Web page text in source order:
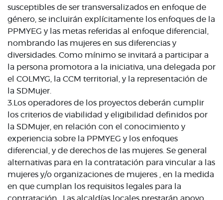
susceptibles de ser transversalizados en enfoque de
género, se incluirán explícitamente los enfoques de la
PPMYEG y las metas referidas al enfoque diferencial,
nombrando las mujeres en sus diferencias y
diversidades. Como mínimo se invitará a participar a
la persona promotora a la iniciativa, una delegada por
el COLMYG, la CCM territorial, y la representación de
la SDMujer.
3.Los operadores de los proyectos deberán cumplir
los criterios de viabilidad y eligibilidad definidos por
la SDMujer, en relación con el conocimiento y
experiencia sobre la PPMYEG y los enfoques
diferencial, y de derechos de las mujeres. Se general
alternativas para en la contratación para vincular a las
mujeres y/o organizaciones de mujeres , en la medida
en que cumplan los requisitos legales para la